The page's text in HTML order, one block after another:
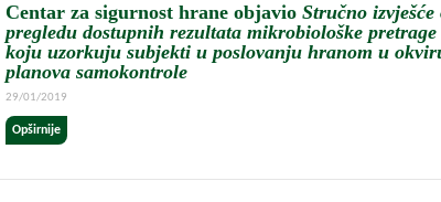
Centar za sigurnost hrane objavio Stručno izvješće
pregledu dostupnih rezultata mikrobiološke
koju uzorkuju subjekti u poslovanju hranom u
planova samokontrole
29/01/2019
Opširnije